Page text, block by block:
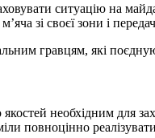
ситуацію на
зі своєї зони і
гравцям, які
необхідним для
повноцінно